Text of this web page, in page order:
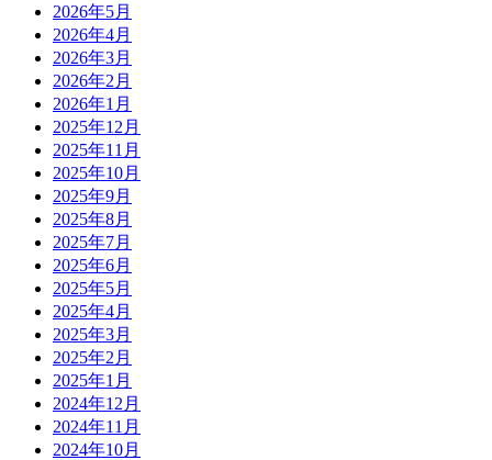
2026年5月
2026年4月
2026年3月
2026年2月
2026年1月
2025年12月
2025年11月
2025年10月
2025年9月
2025年8月
2025年7月
2025年6月
2025年5月
2025年4月
2025年3月
2025年2月
2025年1月
2024年12月
2024年11月
2024年10月